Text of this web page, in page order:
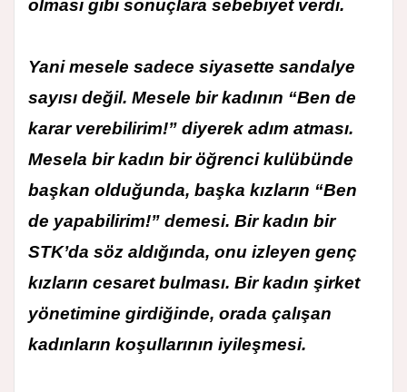
olması gibi sonuçlara sebebiyet verdi.
Yani mesele sadece siyasette sandalye
sayısı değil. Mesele bir kadının “Ben de
karar verebilirim!” diyerek adım atması.
Mesela bir kadın bir öğrenci kulübünde
başkan olduğunda, başka kızların “Ben
de yapabilirim!” demesi. Bir kadın bir
STK’da söz aldığında, onu izleyen genç
kızların cesaret bulması. Bir kadın şirket
yönetimine girdiğinde, orada çalışan
kadınların koşullarının iyileşmesi.